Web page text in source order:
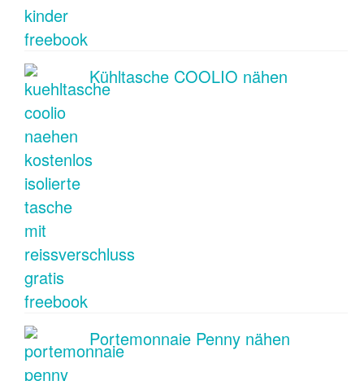
Kühltasche COOLIO nähen
Portemonnaie Penny nähen